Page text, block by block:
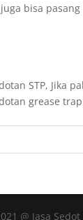
bisa
STP, Jika
grease
@ Jasa Sedot